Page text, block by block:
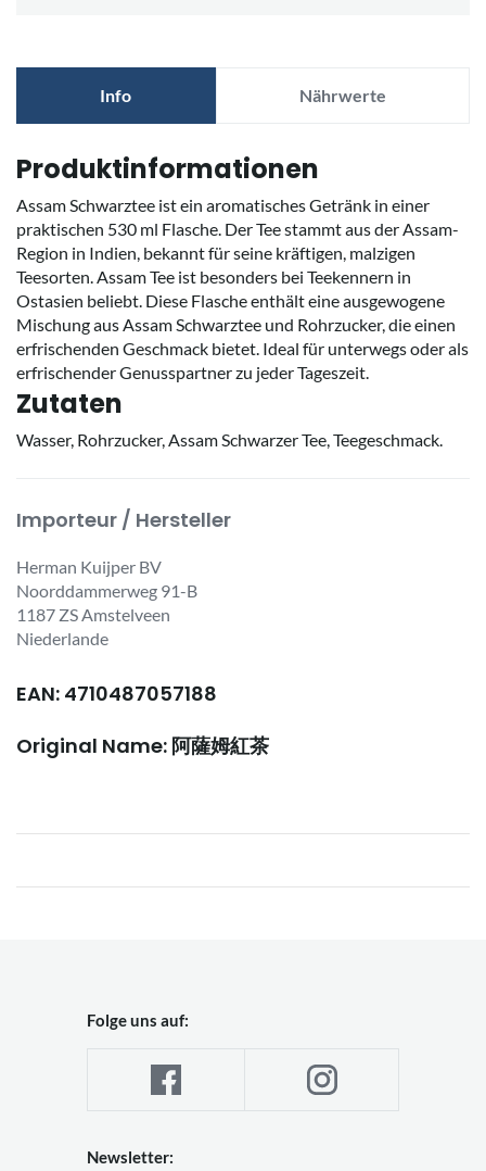
Info Nährwerte
Produktinformationen
Assam Schwarztee ist ein aromatisches Getränk in einer
praktischen 530 ml Flasche. Der Tee stammt aus der Assam-
Region in Indien, bekannt für seine kräftigen, malzigen
Teesorten. Assam Tee ist besonders bei Teekennern in
Ostasien beliebt. Diese Flasche enthält eine ausgewogene
Mischung aus Assam Schwarztee und Rohrzucker, die einen
erfrischenden Geschmack bietet. Ideal für unterwegs oder als
erfrischender Genusspartner zu jeder Tageszeit.
Zutaten
Wasser, Rohrzucker, Assam Schwarzer Tee, Teegeschmack.
Importeur / Hersteller
Herman Kuijper BV
Noorddammerweg 91-B
1187 ZS Amstelveen
Niederlande
EAN: 4710487057188
Original Name: 阿薩姆紅茶
Folge uns auf:
Newsletter: